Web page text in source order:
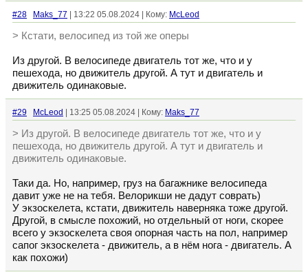
#28 Maks_77 | 13:22 05.08.2024 | Кому: McLeod
> Кстати, велосипед из той же оперы
Из другой. В велосипеде двигатель тот же, что и у
пешехода, но движитель другой. А тут и двигатель и
движитель одинаковые.
#29 McLeod | 13:25 05.08.2024 | Кому: Maks_77
> Из другой. В велосипеде двигатель тот же, что и у
пешехода, но движитель другой. А тут и двигатель и
движитель одинаковые.
Таки да. Но, например, груз на багажнике велосипеда
давит уже не на тебя. Велорикши не дадут соврать)
У экзоскелета, кстати, движитель наверняка тоже другой.
Другой, в смысле похожий, но отдельный от ноги, скорее
всего у экзоскелета своя опорная часть на пол, например
сапог экзоскелета - движитель, а в нём нога - двигатель. А
как похожи)